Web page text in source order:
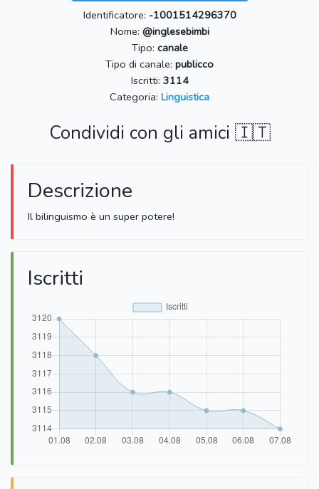
Identificatore: -1001514296370
Nome: @inglesebimbi
Tipo: canale
Tipo di canale: publicco
Iscritti: 3114
Categoria: Linguistica
Condividi con gli amici 🇮🇹
Descrizione
Il bilinguismo è un super potere!
Iscritti